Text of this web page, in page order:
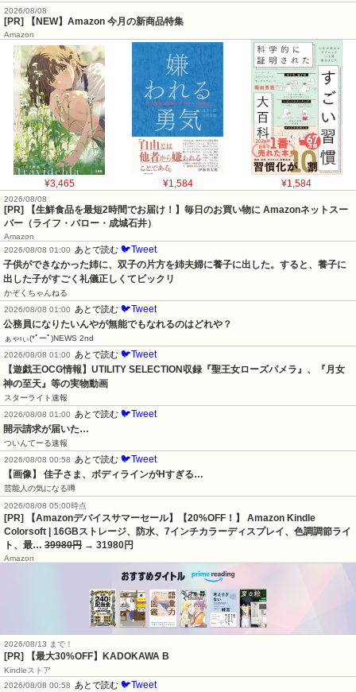
2026/08/08
[PR] 【NEW】Amazon 今月の新商品特集
Amazon
¥3,465 ¥1,584 ¥1,584
2026/08/08
[PR] 【生鮮食品を最短2時間でお届け！】毎日のお買い物に Amazonネットスー
パー（ライフ・バロー・成城石井）
Amazon
2026/08/08 01:00
あとで読む 🐦Tweet
子供ができなかった姉に、双子の片方を姉夫婦に養子に出した。すると、養子に
出した子がすごく礼儀正しくてビックリ
かぞくちゃんねる
2026/08/08 01:00
あとで読む 🐦Tweet
公務員になりたいんやが無能でもなれるのはどれや？
ぁゃιぃ(*ﾟーﾟ)NEWS 2nd
2026/08/08 01:00
あとで読む 🐦Tweet
【遊戯王OCG情報】UTILITY SELECTION収録『聖王女ローズパメラ』、『月女
神の至天』等の実物動画
スターライト速報
2026/08/08 01:00
あとで読む 🐦Tweet
開示請求が届いた…
ついんてーる速報
2026/08/08 00:58
あとで読む 🐦Tweet
【画像】 佳子さま、ボディラインがHすぎる…
芸能人の気になる噂
2026/08/08 05:00時点
[PR] 【Amazonデバイスサマーセール】【20%OFF！】 Amazon Kindle
Colorsoft | 16GBストレージ、防水、7インチカラーディスプレイ、色調調節ライ
ト、最… 39980円 → 31980円
Amazon
2026/08/13 まで！
[PR] 【最大30%OFF】KADOKAWA B
Kindleストア
2026/08/08 00:58
あとで読む 🐦Tweet